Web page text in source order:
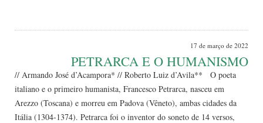
17 de março de 2022
PETRARCA E O HUMANISMO
// Armando José d’Acampora* // Roberto Luiz d’Avila** O poeta
italiano e o primeiro humanista, Francesco Petrarca, nasceu em
Arezzo (Toscana) e morreu em Padova (Vêneto), ambas cidades da
Itália (1304-1374). Petrarca foi o inventor do soneto de 14 versos,